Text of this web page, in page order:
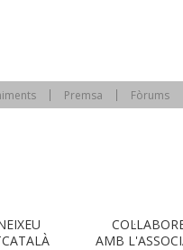
Premsa Fòrums
AMB